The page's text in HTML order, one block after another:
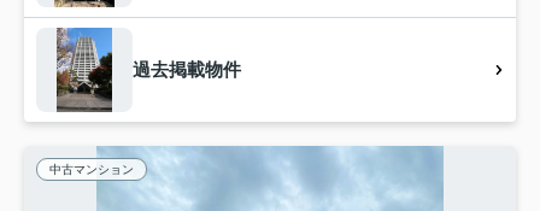
過去掲載物件
中古マンション